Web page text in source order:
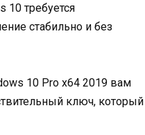
10 требуется
стабильно и без
10 Pro x64 2019 вам
ключ, который